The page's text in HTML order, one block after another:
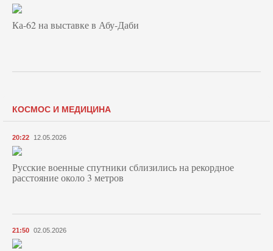
Ка-62 на выставке в Абу-Даби
КОСМОС И МЕДИЦИНА
20:22 12.05.2026
Русские военные спутники сблизились на рекордное
расстояние около 3 метров
21:50 02.05.2026